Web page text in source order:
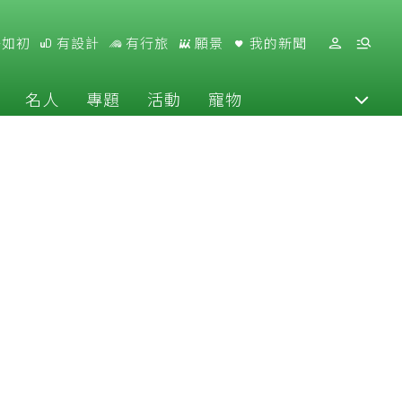
初 有設計 有行旅 願景 我的新聞
名人 專題 活動 寵物